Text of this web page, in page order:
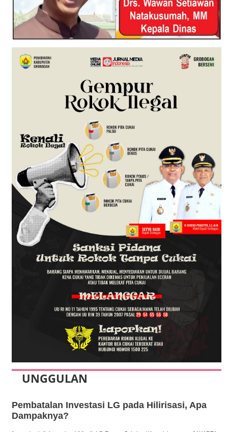
UNGGULAN
Pembatalan Investasi LG pada Hilirisasi, Apa
Dampaknya?